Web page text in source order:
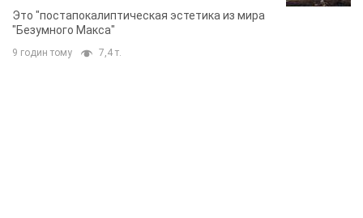
Фото
Это "постапокалиптическая эстетика из мира
"Безумного Макса"
9 годин тому 7,4 т.